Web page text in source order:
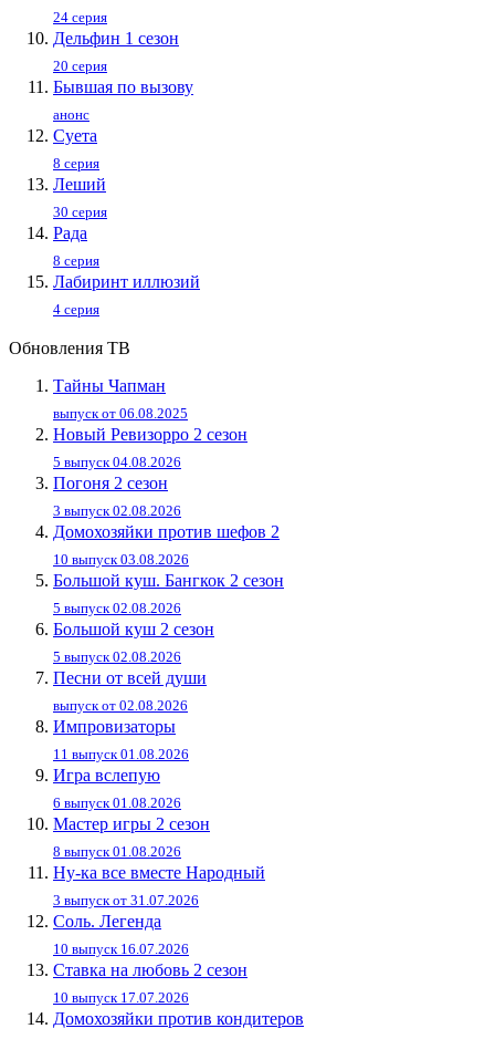
24 серия
Дельфин 1 сезон
20 серия
Бывшая по вызову
анонс
Суета
8 серия
Леший
30 серия
Рада
8 серия
Лабиринт иллюзий
4 серия
Обновления ТВ
Тайны Чапман
выпуск от 06.08.2025
Новый Ревизорро 2 сезон
5 выпуск 04.08.2026
Погоня 2 сезон
3 выпуск 02.08.2026
Домохозяйки против шефов 2
10 выпуск 03.08.2026
Большой куш. Бангкок 2 сезон
5 выпуск 02.08.2026
Большой куш 2 сезон
5 выпуск 02.08.2026
Песни от всей души
выпуск от 02.08.2026
Импровизаторы
11 выпуск 01.08.2026
Игра вслепую
6 выпуск 01.08.2026
Мастер игры 2 сезон
8 выпуск 01.08.2026
Ну-ка все вместе Народный
3 выпуск от 31.07.2026
Соль. Легенда
10 выпуск 16.07.2026
Ставка на любовь 2 сезон
10 выпуск 17.07.2026
Домохозяйки против кондитеров